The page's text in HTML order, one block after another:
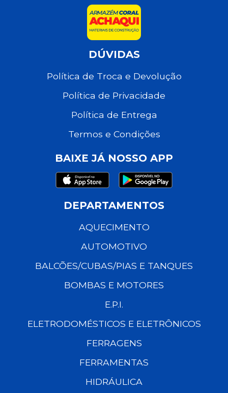
DÚVIDAS
Política de Troca e Devolução
Política de Privacidade
Política de Entrega
Termos e Condições
BAIXE JÁ NOSSO APP
DEPARTAMENTOS
AQUECIMENTO
AUTOMOTIVO
BALCÕES/CUBAS/PIAS E TANQUES
BOMBAS E MOTORES
E.P.I.
ELETRODOMÉSTICOS E ELETRÔNICOS
FERRAGENS
FERRAMENTAS
HIDRÁULICA